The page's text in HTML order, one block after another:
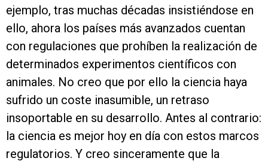
ejemplo, tras muchas décadas insistiéndose en
ello, ahora los países más avanzados cuentan
con regulaciones que prohíben la realización de
determinados experimentos científicos con
animales. No creo que por ello la ciencia haya
sufrido un coste inasumible, un retraso
insoportable en su desarrollo. Antes al contrario:
la ciencia es mejor hoy en día con estos marcos
regulatorios. Y creo sinceramente que la